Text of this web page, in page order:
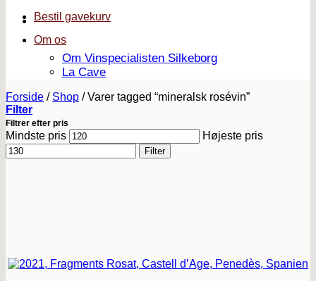
Bestil gavekurv
Om os
Om Vinspecialisten Silkeborg
La Cave
Forside / Shop /Varer tagged “mineralsk rosévin”
Filter
Filtrer efter pris
Mindste pris Højeste pris
Filter